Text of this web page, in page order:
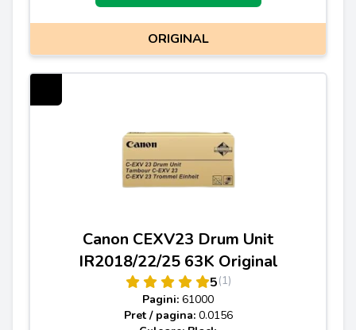
ORIGINAL
Canon CEXV23 Drum Unit
IR2018/22/25 63K Original
5(1)
Pagini: 61000
Pret / pagina: 0.0156